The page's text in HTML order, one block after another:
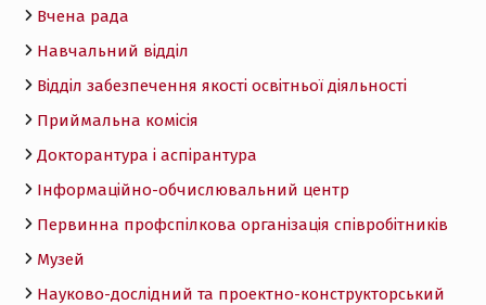
Вчена рада
Навчальний відділ
Відділ забезпечення якості освітньої діяльності
Приймальна комісія
Докторантура і аспірантура
Інформаційно-обчислювальний центр
Первинна профспілкова організація співробітників
Музей
Науково-дослідний та проектно-конструкторський